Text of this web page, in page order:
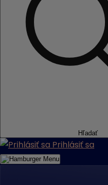
Hľadať
Prihlásiť sa
Menu